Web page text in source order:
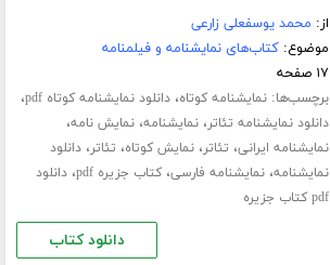
از: محمد یوسفعلی زارعی
موضوع:کتاب‌های نمایشنامه و فیلمنامه
۱۷ صفحه
برچسب‌ها:نمایشنامه کوتاه،دانلود نمایشنامه کوتاه pdf ،
دانلود نمایشنامه تئاتر،نمایشنامه،نمایش نامه،
نمایشنامه ایرانی، تئاتر،نمایش کوتاه، تئاتر،دانلود
نمایشنامه،نمایشنامه فارسی،کتاب جزیره pdf ،دانلود
pdf کتاب جزیره
دانلود کتاب